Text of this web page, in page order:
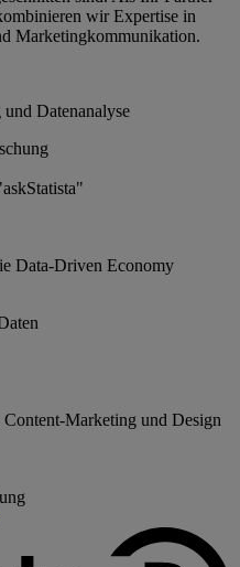
wir Expertise in
Marketingkommunikation.
Datenanalyse
Data-Driven Economy
Marketing und Design